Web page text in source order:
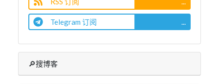
Telegram 订阅 ...
🔎搜博客